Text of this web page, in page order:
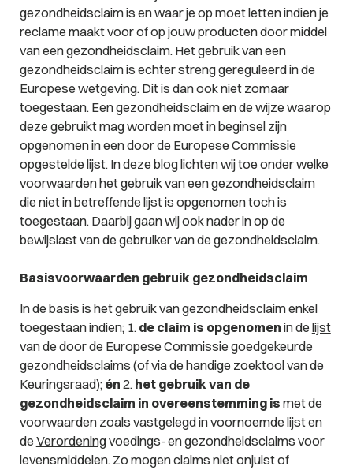
gezondheidsclaim is en waar je op moet letten indien je
reclame maakt voor of op jouw producten door middel
van een gezondheidsclaim. Het gebruik van een
gezondheidsclaim is echter streng gereguleerd in de
Europese wetgeving. Dit is dan ook niet zomaar
toegestaan. Een gezondheidsclaim en de wijze waarop
deze gebruikt mag worden moet in beginsel zijn
opgenomen in een door de Europese Commissie
opgestelde lijst. In deze blog lichten wij toe onder welke
voorwaarden het gebruik van een gezondheidsclaim
die niet in betreffende lijst is opgenomen toch is
toegestaan. Daarbij gaan wij ook nader in op de
bewijslast van de gebruiker van de gezondheidsclaim.
Basisvoorwaarden gebruik gezondheidsclaim
In de basis is het gebruik van gezondheidsclaim enkel
toegestaan indien; 1. de claim is opgenomen in de lijst
van de door de Europese Commissie goedgekeurde
gezondheidsclaims (of via de handige zoektoolvan de
Keuringsraad); én 2. het gebruik van de
gezondheidsclaim in overeenstemming is met de
voorwaarden zoals vastgelegd in voornoemde lijst en
de Verordeningvoedings- en gezondheidsclaims voor
levensmiddelen. Zo mogen claims niet onjuist of